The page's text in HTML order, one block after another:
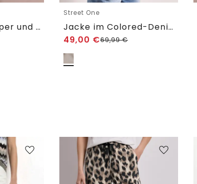
Blouson mit Zipper und Print
Street One
Jacke im Colored-Denim-Look mit Taschen
49,00 €69,99€